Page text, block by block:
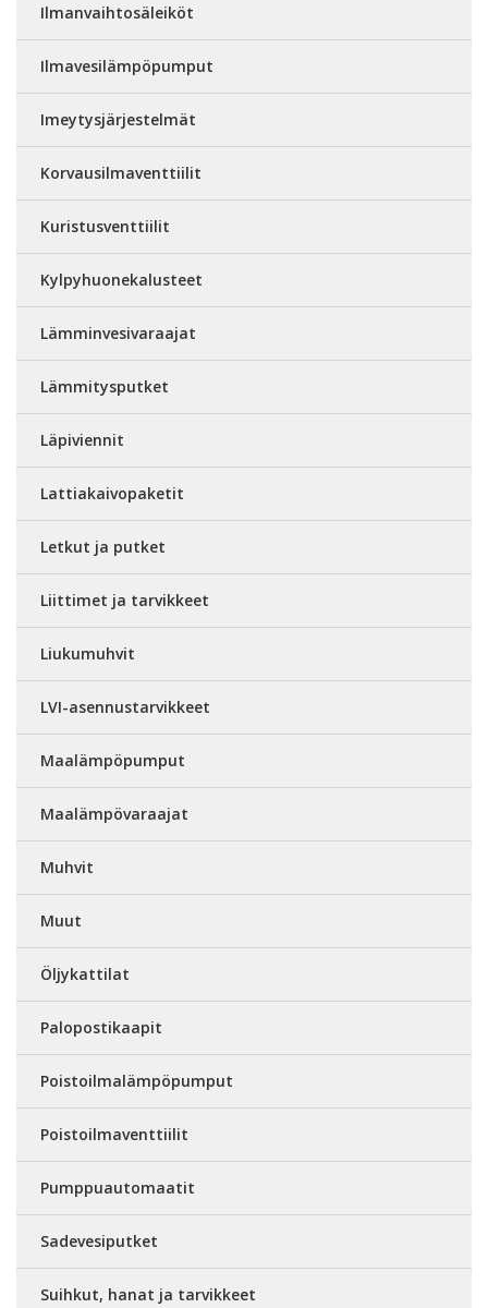
Ilmanvaihtosäleiköt
Ilmavesilämpöpumput
Imeytysjärjestelmät
Korvausilmaventtiilit
Kuristusventtiilit
Kylpyhuonekalusteet
Lämminvesivaraajat
Lämmitysputket
Läpiviennit
Lattiakaivopaketit
Letkut ja putket
Liittimet ja tarvikkeet
Liukumuhvit
LVI-asennustarvikkeet
Maalämpöpumput
Maalämpövaraajat
Muhvit
Muut
Öljykattilat
Palopostikaapit
Poistoilmalämpöpumput
Poistoilmaventtiilit
Pumppuautomaatit
Sadevesiputket
Suihkut, hanat ja tarvikkeet